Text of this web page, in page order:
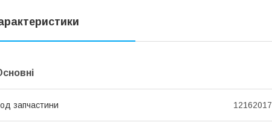
запчастини 12162017